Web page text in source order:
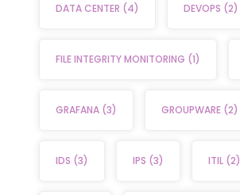
DATA CENTER (4) DEVOPS (2)
FILE INTEGRITY MONITORING (1)
GRAFANA (3) GROUPWARE (2)
IDS (3) IPS (3) ITIL (2)